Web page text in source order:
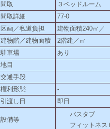
間取
３ベッドルーム
間取詳細
77-0
区画／私道負担
建物面積240㎡／
建物階／建物面積
2階建／㎡
駐車場
あり
地目
交通手段
権利形態
-
引渡し日
即日
設備等
バスタブ
フィットネス